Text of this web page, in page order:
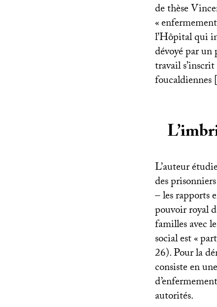
de thèse
«
l’Hôpital qui
dévoyé par
travail
foucaldiennes[
L’auteur
des prisonniers
– les rapports
pouvoir royal
familles avec
social est «
26). Pour la
consiste en
autorités.